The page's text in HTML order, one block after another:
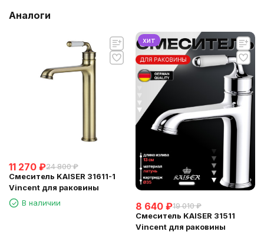
Аналоги
11 270 ₽24 800 ₽
Смеситель KAISER 31611-1
Vincent для раковины
В наличии
хит
8 640 ₽19 010 ₽
Смеситель KAISER 31511
Vincent для раковины